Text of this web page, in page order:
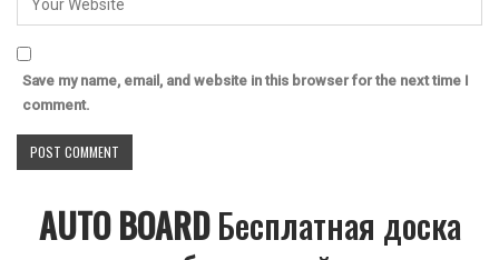
Save my name, email, and website in this browser for the next time I
comment.
AUTO BOARDБесплатная доска